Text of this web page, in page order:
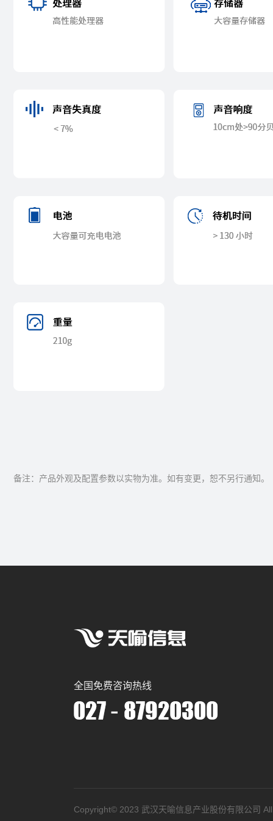
备注：产品外观及配置参数以实物为准。如有变更，恕不另行通知。
全国免费咨询热线
Copyright©️ 2023 武汉天喻信息产业股份有限公司